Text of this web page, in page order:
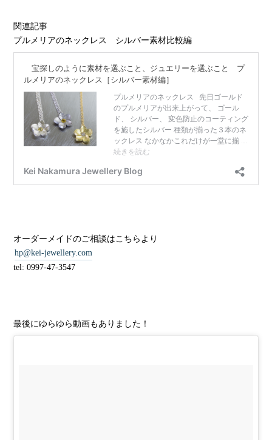
関連記事
プルメリアのネックレス シルバー素材比較編
オーダーメイドのご相談はこちらより
hp@kei-jewellery.com
tel: 0997-47-3547
最後にゆらゆら動画もありました！